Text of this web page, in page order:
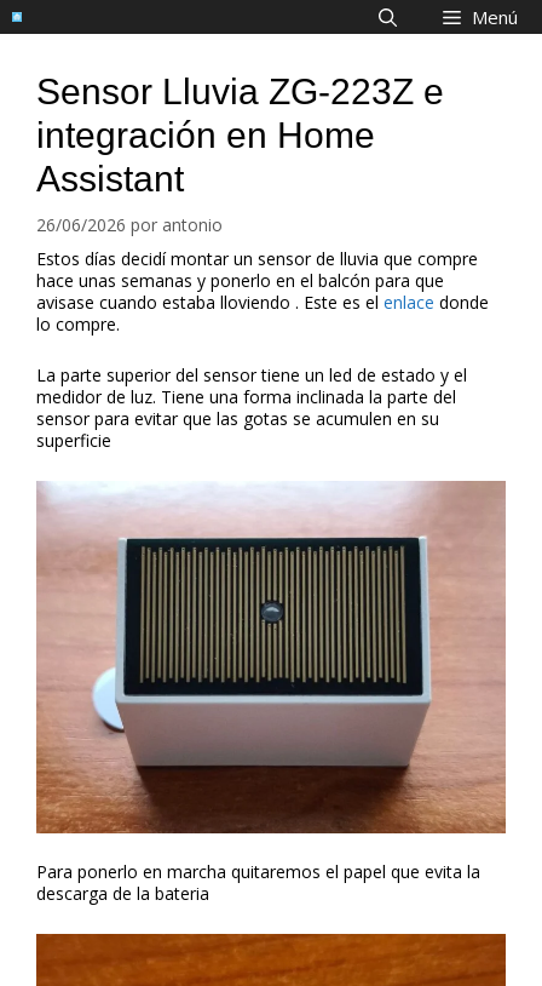
Saltar
al
Menú
Sensor Lluvia ZG-223Z e
integración en Home
Assistant
26/06/2026 por antonio
Estos días decidí montar un sensor de lluvia que compre
hace unas semanas y ponerlo en el balcón para que
avisase cuando estaba lloviendo . Este es el enlace donde
lo compre.
La parte superior del sensor tiene un led de estado y el
medidor de luz. Tiene una forma inclinada la parte del
sensor para evitar que las gotas se acumulen en su
superficie
Para ponerlo en marcha quitaremos el papel que evita la
descarga de la bateria